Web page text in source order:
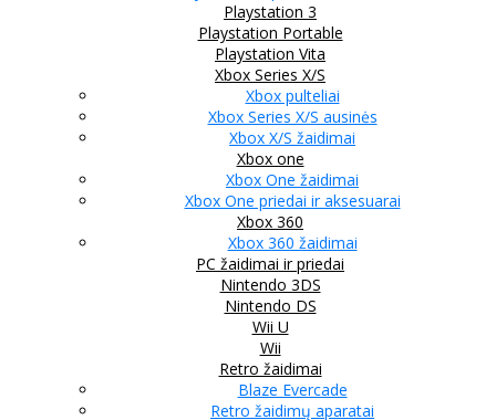
Playstation 3
Playstation Portable
Playstation Vita
Xbox Series X/S
Xbox pulteliai
Xbox Series X/S ausinės
Xbox X/S žaidimai
Xbox one
Xbox One žaidimai
Xbox One priedai ir aksesuarai
Xbox 360
Xbox 360 žaidimai
PC žaidimai ir priedai
Nintendo 3DS
Nintendo DS
Wii U
Wii
Retro žaidimai
Blaze Evercade
Retro žaidimų aparatai